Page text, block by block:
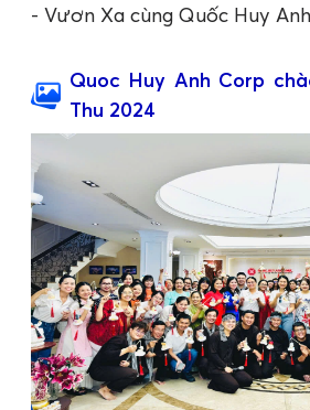
- Vươn Xa cùng Quốc Huy
Quoc Huy Anh Corp
Thu 2024